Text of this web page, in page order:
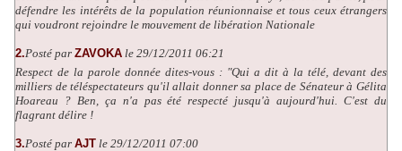
défendre les intérêts de la population réunionnaise et tous ceux étrangers
qui voudront rejoindre le mouvement de libération Nationale
2.Posté par ZAVOKA le 29/12/2011 06:21
Respect de la parole donnée dites-vous : "Qui a dit à la télé, devant des
milliers de téléspectateurs qu'il allait donner sa place de Sénateur à Gélita
Hoareau ? Ben, ça n'a pas été respecté jusqu'à aujourd'hui. C'est du
flagrant délire !
3.Posté par AJT le 29/12/2011 07:00